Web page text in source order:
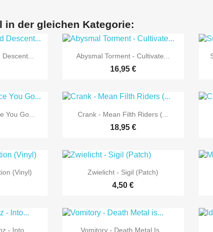
in der gleichen Kategorie:
 Vorschau
Abysmal Torment - Cultivate...
16,95 €
You Go...  Vorschau
Crank - Mean Filth Riders (...
18,95 €
(Vinyl)  Vorschau
Zwielicht - Sigil (Patch)
4,50 €
- Into...  Vorschau
Vomitory - Death Metal Is...